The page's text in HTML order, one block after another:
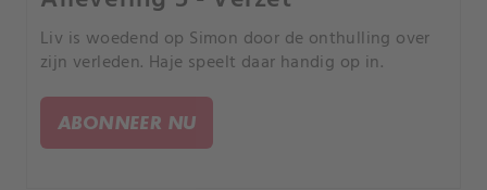
Liv is woedend op Simon door de onthulling over
zijn verleden. Haje speelt daar handig op in.
ABONNEER NU